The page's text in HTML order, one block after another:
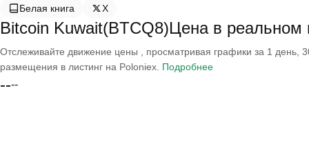
Белая книга
X
Bitcoin Kuwait(BTCQ8)Цена в реальном
Отслеживайте движение цены , просматривая графики за 1 день,
размещения в листинг на Poloniex. Подробнее
----